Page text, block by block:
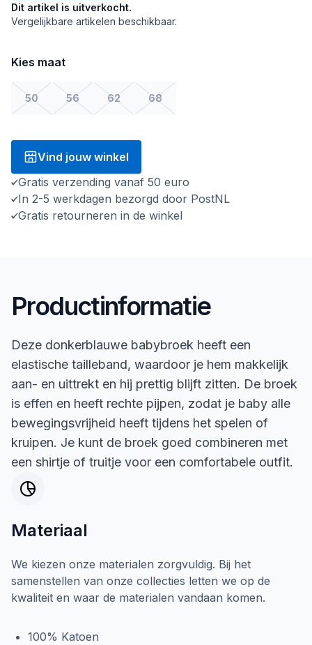
Dit artikel is uitverkocht.
Vergelijkbare artikelen beschikbaar.
Kies maat
50 56 62 68
Vind jouw winkel
Gratis verzending vanaf 50 euro
In 2-5 werkdagen bezorgd door PostNL
Gratis retourneren in de winkel
Productinformatie
Deze donkerblauwe babybroek heeft een
elastische tailleband, waardoor je hem makkelijk
aan- en uittrekt en hij prettig blijft zitten. De broek
is effen en heeft rechte pijpen, zodat je baby alle
bewegingsvrijheid heeft tijdens het spelen of
kruipen. Je kunt de broek goed combineren met
een shirtje of truitje voor een comfortabele outfit.
Materiaal
We kiezen onze materialen zorgvuldig. Bij het
samenstellen van onze collecties letten we op de
kwaliteit en waar de materialen vandaan komen.
100% Katoen